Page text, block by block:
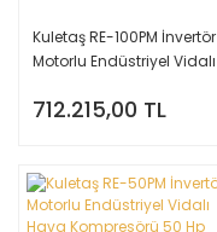
Kuletaş RE-100PM İnvertör
Motorlu Endüstriyel Vidalı
712.215,00 TL